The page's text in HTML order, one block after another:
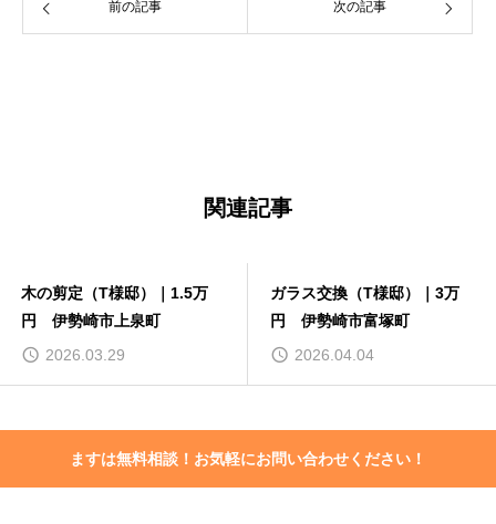
前の記事 次の記事
関連記事
木の剪定（T様邸）｜1.5万
円 伊勢崎市上泉町
2026.03.29
ガラス交換（T様邸）｜3万
円 伊勢崎市富塚町
2026.04.04
ますは無料相談！お気軽にお問い合わせください！